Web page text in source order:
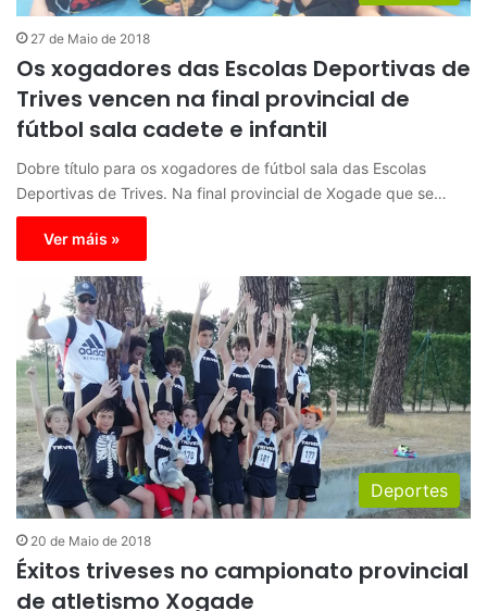
27 de Maio de 2018
Os xogadores das Escolas Deportivas de
Trives vencen na final provincial de
fútbol sala cadete e infantil
Dobre título para os xogadores de fútbol sala das Escolas
Deportivas de Trives. Na final provincial de Xogade que se…
Ver máis »
Deportes
20 de Maio de 2018
Éxitos triveses no campionato provincial
de atletismo Xogade